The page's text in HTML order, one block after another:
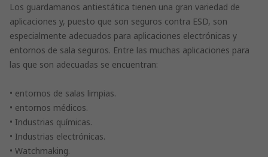
Los guardamanos antiestática tienen una gran variedad de
aplicaciones y, puesto que son seguros contra ESD, son
especialmente adecuados para aplicaciones electrónicas y
entornos de sala seguros. Entre las muchas aplicaciones para
las que son adecuadas se encuentran:
• entornos de salas limpias.
• entornos médicos.
• Industrias químicas.
• Industrias electrónicas.
• Watchmaking.